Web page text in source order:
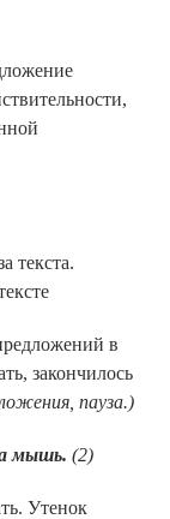
текста.
в
закончилось
пауза.)
мышь. (2)
Утенок